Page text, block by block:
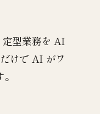
型業務を AI
けで AI がワ